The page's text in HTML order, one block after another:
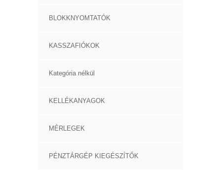
BLOKKNYOMTATÓK
KASSZAFIÓKOK
Kategória nélkül
KELLÉKANYAGOK
MÉRLEGEK
PÉNZTÁRGÉP KIEGÉSZÍTŐK